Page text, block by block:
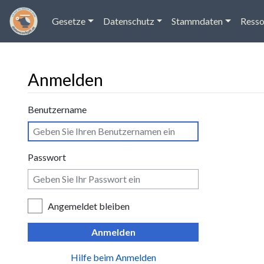
Gesetze Datenschutz Stammdaten
Anmelden
Wechseln zu:Navigation
Benutzername
Passwort
Angemeldet bleiben
Anmelden
Hilfe beim Anmelden